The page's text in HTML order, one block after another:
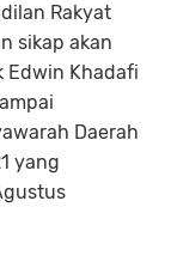
Rakyat
sikap akan
Edwin Khadafi
Daerah
yang